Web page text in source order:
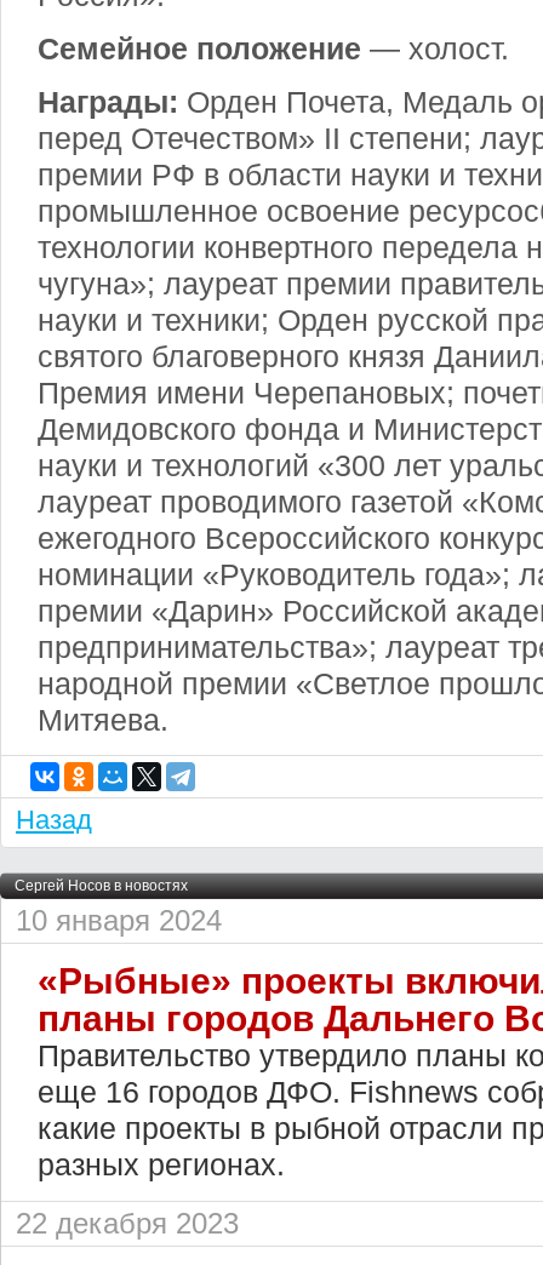
Семейное положение — холост.
Награды: Орден Почета, Медаль
перед Отечеством» II степени;
премии РФ в области науки и
промышленное освоение
технологии конвертного передела
чугуна»; лауреат премии
науки и техники; Орден русской
святого благоверного князя
Премия имени Черепановых;
Демидовского фонда и
науки и технологий «300 лет
лауреат проводимого газетой
ежегодного Всероссийского
номинации «Руководитель года»;
премии «Дарин» Российской
предпринимательства»; лауреат
народной премии «Светлое
Митяева.
Назад
Сергей Носов в новостях
10 января 2024
«Рыбные» проекты
планы городов Дальнего
Правительство утвердило планы
еще 16 городов ДФО. Fishnews
какие проекты в рыбной отрасли
разных регионах.
22 декабря 2023